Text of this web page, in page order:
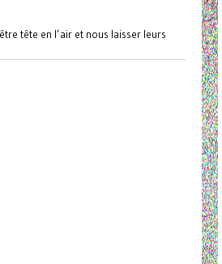
tête en l’air et nous laisser leurs